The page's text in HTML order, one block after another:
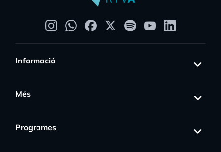
Informació
Més
Programes